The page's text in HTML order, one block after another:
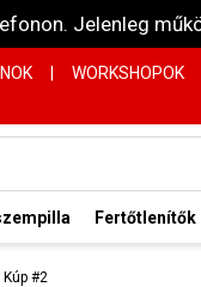
Jelenleg
WORKSHOPOK
Fertőtlenítők
#2